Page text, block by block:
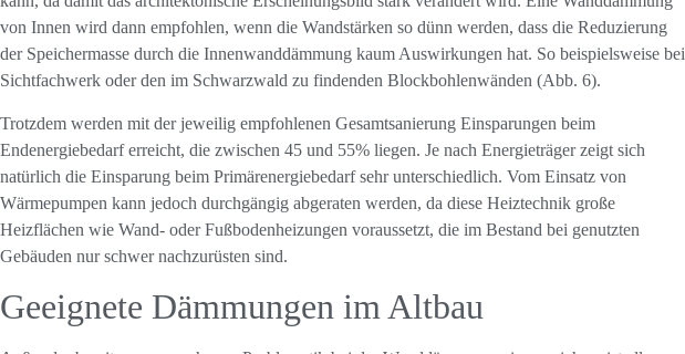
von Innen wird dann empfohlen, wenn die Wandstärken so dünn werden, dass die Reduzierung
der Speichermasse durch die Innenwanddämmung kaum Auswirkungen hat. So beispielsweise bei
Sichtfachwerk oder den im Schwarzwald zu findenden Blockbohlenwänden (Abb. 6).
Trotzdem werden mit der jeweilig empfohlenen Gesamtsanierung Einsparungen beim
Endenergiebedarf erreicht, die zwischen 45 und 55% liegen. Je nach Energieträger zeigt sich
natürlich die Einsparung beim Primärenergiebedarf sehr unterschiedlich. Vom Einsatz von
Wärmepumpen kann jedoch durchgängig abgeraten werden, da diese Heiztechnik große
Heizflächen wie Wand- oder Fußbodenheizungen voraussetzt, die im Bestand bei genutzten
Gebäuden nur schwer nachzurüsten sind.
Geeignete Dämmungen im Altbau